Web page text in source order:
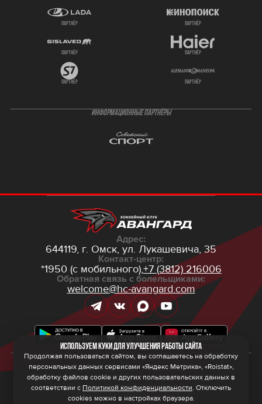
партнёр партнёр
партнёр партнёр
партнёр партнёр
ИНФОРМАЦИОННЫЕ ПАРТНЁРЫ
Адрес:
644119, г. Омск, ул. Лукашевича, 35
Контакт-центр:
*1950 (с мобильного),+7 (3812) 216006
Обратная связь с болельщиками:
welcome@hc-avangard.com
© 2026 ООО ХК «Авангард»
Политика конфиденциальности
Политика обработки персональных данных
Правила программы лояльности
Используем куки для улучшения работы сайта
Продолжая пользоваться сайтом, вы соглашаетесь на обработку
персональных данных сервисами «Яндекс Метрика», «Roistat»,
обработку файлов cookie и других пользовательских данных в
соответствии с Политикой конфиденциальности. Отключить
cookies можно в настройках браузера.